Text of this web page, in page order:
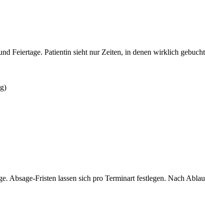
Feiertage. Patientin sieht nur Zeiten, in denen wirklich
Absage-Fristen lassen sich pro Terminart festlegen. Nach